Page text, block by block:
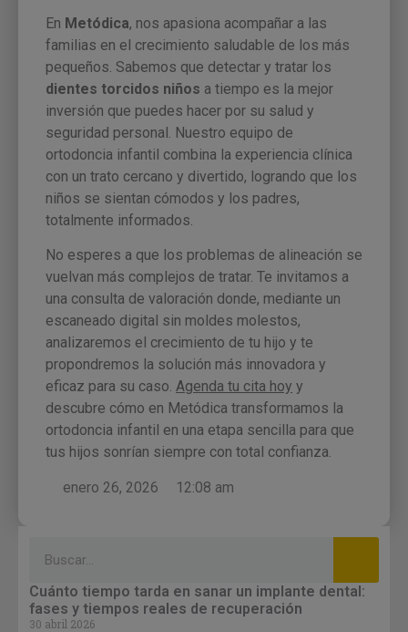
En Metódica, nos apasiona acompañar a las
familias en el crecimiento saludable de los más
pequeños. Sabemos que detectar y tratar los
dientes torcidos niños a tiempo es la mejor
inversión que puedes hacer por su salud y
seguridad personal. Nuestro equipo de
ortodoncia infantil combina la experiencia clínica
con un trato cercano y divertido, logrando que los
niños se sientan cómodos y los padres,
totalmente informados.
No esperes a que los problemas de alineación se
vuelvan más complejos de tratar. Te invitamos a
una consulta de valoración donde, mediante un
escaneado digital sin moldes molestos,
analizaremos el crecimiento de tu hijo y te
propondremos la solución más innovadora y
eficaz para su caso. Agenda tu cita hoy y
descubre cómo en Metódica transformamos la
ortodoncia infantil en una etapa sencilla para que
tus hijos sonrían siempre con total confianza.
enero 26, 2026 12:08 am
Cuánto tiempo tarda en sanar un implante dental:
fases y tiempos reales de recuperación
30 abril 2026